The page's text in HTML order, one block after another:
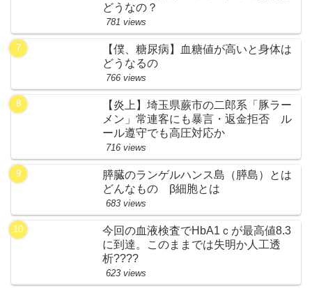
どうなの？
781 views
【僕、糖尿病】血糖値が高いと身体は
どうなるの
766 views
【炎上】埼玉県蕨市の二郎系「豚ラー
メン」常連客にも暴言・返金拒否 ル
ール遵守でも高圧対応か
716 views
膵臓のランゲルハンス島（膵島）とは
どんなもの β細胞とは
683 views
今回の血液検査でHbA1ｃが最高値8.3
に到達。このままでは失明か人工透
析????
623 views